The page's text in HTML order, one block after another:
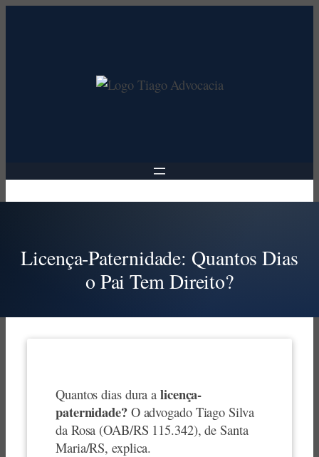
Licença-Paternidade: Quantos Dias
o Pai Tem Direito?
Quantos dias dura a licença-
paternidade?O advogado Tiago Silva
da Rosa (OAB/RS 115.342), de Santa
Maria/RS, explica.